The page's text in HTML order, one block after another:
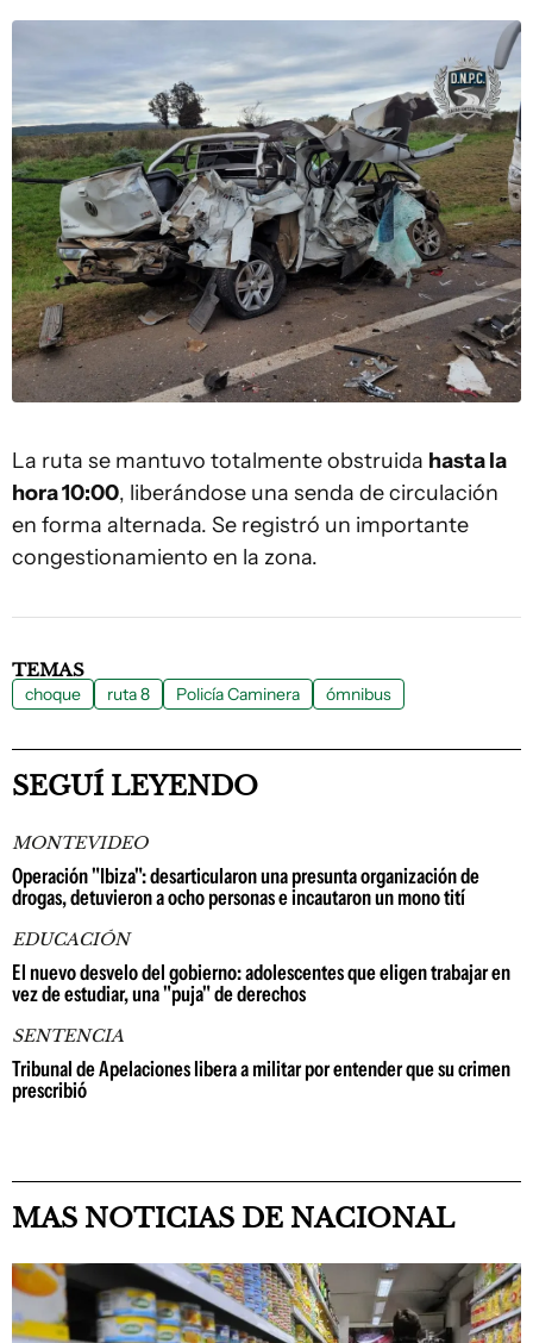
La ruta se mantuvo totalmente obstruida hasta la
hora 10:00, liberándose una senda de circulación
en forma alternada. Se registró un importante
congestionamiento en la zona.
TEMAS
choque ruta 8 Policía Caminera ómnibus
SEGUÍ LEYENDO
MONTEVIDEO
Operación "Ibiza": desarticularon una presunta organización de
drogas, detuvieron a ocho personas e incautaron un mono tití
EDUCACIÓN
El nuevo desvelo del gobierno: adolescentes que eligen trabajar en
vez de estudiar, una "puja" de derechos
SENTENCIA
Tribunal de Apelaciones libera a militar por entender que su crimen
prescribió
MAS NOTICIAS DE NACIONAL